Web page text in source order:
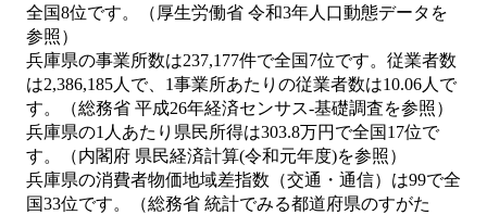
全国8位です。（厚生労働省 令和3年人口動態データを
参照）
兵庫県の事業所数は237,177件で全国7位です。従業者数
は2,386,185人で、1事業所あたりの従業者数は10.06人で
す。（総務省 平成26年経済センサス‐基礎調査を参照）
兵庫県の1人あたり県民所得は303.8万円で全国17位で
す。（内閣府 県民経済計算(令和元年度)を参照）
兵庫県の消費者物価地域差指数（交通・通信）は99で全
国33位です。（総務省 統計でみる都道府県のすがた